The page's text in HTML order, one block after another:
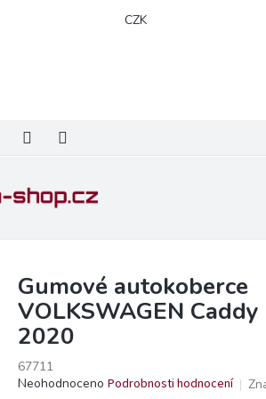
CZK
Gumové autokoberce
VOLKSWAGEN
2020
67711
Průměrné
Neohodnoceno Podrobnosti hodnocení